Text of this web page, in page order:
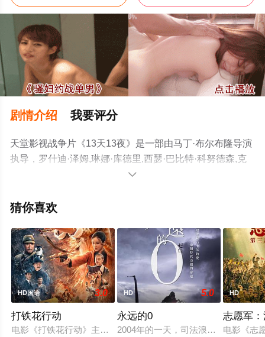
剧情介绍 我要评分
天堂影视战争片《13天13夜》是一部由马丁·布尔布隆导演
执导，罗什迪·泽姆,琳娜·库德里,西瑟·巴比特·科努德森,克
里斯托弗·蒙特内兹,伊安·蒂阿尔,法蒂玛·埃多
瓦内赫,Luigi,Kr?ner,尼可拉斯·布里代,雅典娜·等演员精彩演
就上天堂电影网，更多相关信息可移步至豆瓣电影、电视
猫或剧情网等平台了解。

猜你喜欢
HD国语 3.0
打铁花行动
电影《打铁花行动》主要讲述了抗日战争时期，年轻的共产党
HD 5.0
永远的0
2004年的一天，司法浪人佐伯健太
HD
志愿军
电影《志